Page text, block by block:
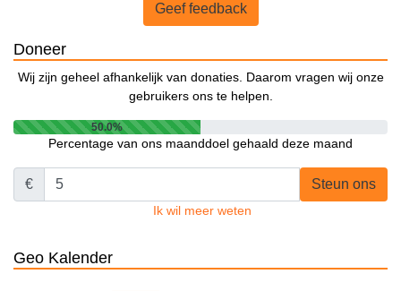
Geef feedback
Doneer
Wij zijn geheel afhankelijk van donaties. Daarom vragen wij onze
gebruikers ons te helpen.
50.0%
Percentage van ons maanddoel gehaald deze maand
€ Steun ons
Ik wil meer weten
Geo Kalender